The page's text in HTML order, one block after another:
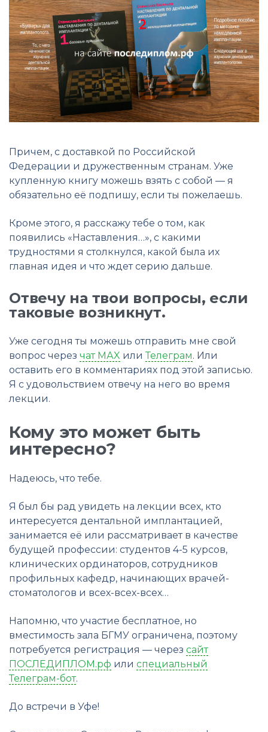
Причем, с доставкой по Российской
Федерации и дружественным странам. Уже
купленную книгу можешь взять с собой — я
обязательно её подпишу, если ты пожелаешь.
Кроме этого, я расскажу тебе о том, как
появились «Наставления…», с какими
трудностями я столкнулся, какой была их
главная идея и что ждет серию дальше.
Отвечу на твои вопросы, если
таковые возникнут.
Уже сегодня ты можешь отправить мне свой
вопрос через чат МАX илиТелеграм. Или
оставить его в комментариях под этой записью.
Я с удовольствием отвечу на него во время
лекции.
Кому это может быть
интересно?
Надеюсь, что тебе.
Я был бы рад увидеть на лекции всех, кто
интересуется дентальной имплантацией,
занимается её или рассматривает в качестве
будущей профессии: студентов 4-5 курсов,
клинических ординаторов, сотрудников
профильных кафедр, начинающих врачей-
стоматологов и всех-всех-всех…
Напомню, что участие бесплатное, но
вместимость зала БГМУ ограничена, поэтому
потребуется регистрация — через сайт
ПОСЛЕДИПЛОМ.рф или специальный
Телеграм-бот.
До встречи в Уфе!